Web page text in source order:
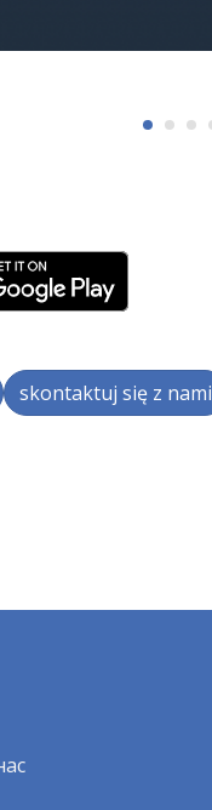
skontaktuj się z nami